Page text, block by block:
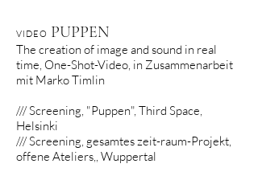
VIDEO PUPPEN
The creation of image and sound in real
time, One-Shot-Video, in Zusammenarbeit
mit Marko Timlin
/// Screening, "Puppen", Third Space,
Helsinki
/// Screening, gesamtes zeit-raum-Projekt,
offene Ateliers,, Wuppertal